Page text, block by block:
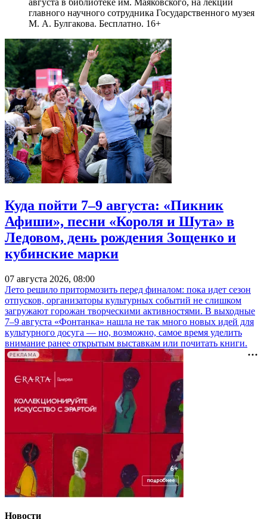
главного научного сотрудника Государственного музея
М. А. Булгакова. Бесплатно. 16+
Куда пойти 7–9 августа: «Пикник
Афиши», песни «Короля и Шута» в
Ледовом, день рождения Зощенко и
кубинские марки
07 августа 2026, 08:00
Лето решило притормозить перед финалом: пока идет сезон
отпусков, организаторы культурных событий не слишком
загружают горожан творческими активностями. В выходные
7–9 августа «Фонтанка» нашла не так много новых идей для
культурного досуга — но, возможно, самое время уделить
внимание ранее открытым выставкам или почитать книги.
РЕКЛАМА
Новости